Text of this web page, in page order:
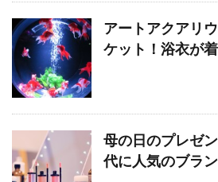
アートアクアリ
ケット！浴衣が
母の日のプレゼ
代に人気のブラ